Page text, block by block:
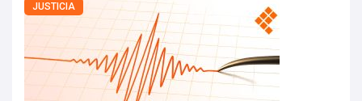
JUSTICIA